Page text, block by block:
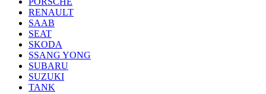
RENAULT
SAAB
SEAT
SKODA
SSANG YONG
SUBARU
SUZUKI
TANK